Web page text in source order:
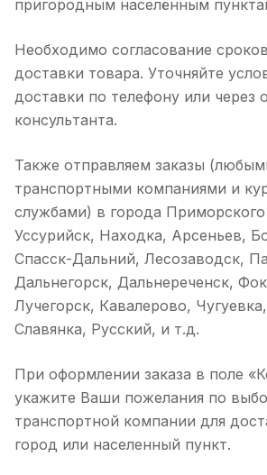
пригородным населённым
Необходимо согласование
доставки товара. Уточняйте
доставки по телефону или через
консультанта.
Также отправляем заказы
транспортными компаниями и
службами) в города Приморского
Уссурийск, Находка, Арсеньев,
Спасск-Дальний, Лесозаводск,
Дальнегорск, Дальнереченск,
Лучегорск, Кавалерово,
Славянка, Русский, и т.д.
При оформлении заказа в поле
укажите Ваши пожелания по
транспортной компании для
город или населенный пункт.